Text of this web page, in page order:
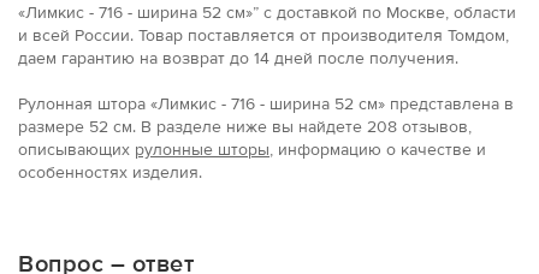
«Лимкис - 716 - ширина 52 см»” с доставкой по Москве, области
и всей России. Товар поставляется от производителя Томдом,
даем гарантию на возврат до 14 дней после получения.
Рулонная штора «Лимкис - 716 - ширина 52 см» представлена в
размерe 52 см. В разделе ниже вы найдете 208 отзывов,
описывающих рулонные шторы, информацию о качестве и
особенностях изделия.
Вопрос – ответ